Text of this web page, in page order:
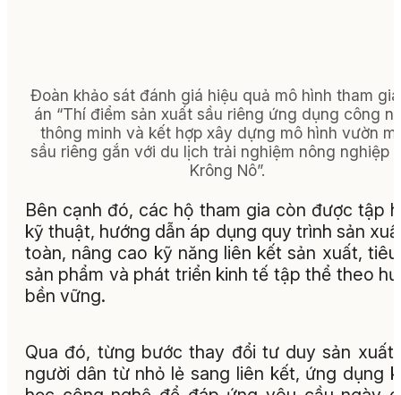
Đoàn khảo sát đánh giá hiệu quả mô hình tham
án “Thí điểm sản xuất sầu riêng ứng dụng công
thông minh và kết hợp xây dựng mô hình vườn
sầu riêng gắn với du lịch trải nghiệm nông nghiệp
Krông Nô”.
Bên cạnh đó, các hộ tham gia còn được tập
kỹ thuật, hướng dẫn áp dụng quy trình sản
toàn, nâng cao kỹ năng liên kết sản xuất,
sản phẩm và phát triển kinh tế tập thể theo
bền vững.
Qua đó, từng bước thay đổi tư duy sản xuất
người dân từ nhỏ lẻ sang liên kết, ứng dụng